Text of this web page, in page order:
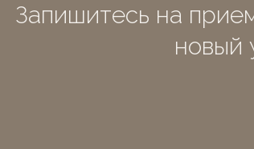
Запишитесь на
новый